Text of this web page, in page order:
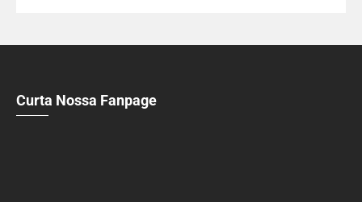
Curta Nossa Fanpage